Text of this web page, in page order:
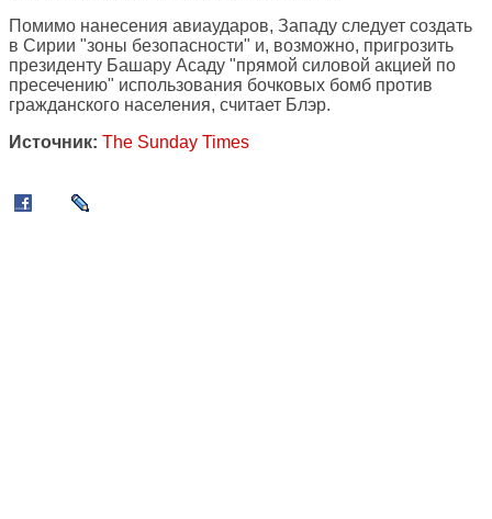
Помимо нанесения авиаударов, Западу следует создать
в Сирии "зоны безопасности" и, возможно, пригрозить
президенту Башару Асаду "прямой силовой акцией по
пресечению" использования бочковых бомб против
гражданского населения, считает Блэр.
Источник: The Sunday Times